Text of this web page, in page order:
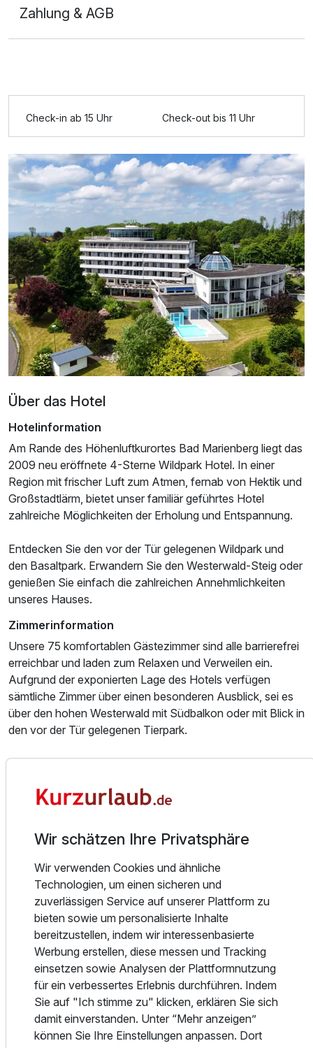
Für 6 Tage p.P. ab 670,00 €
Doppelzimmer Komfort mit Whirlpool
2 Erwachsene
Ausstattung
Für 6 Tage p.P. ab745,00 €
Doppelzimmer Nord- Seite
2 Erwachsene
Ausstattung
Für 6 Tage p.P. ab570,00 €
Zahlung & AGB
Check-in ab 15 Uhr Check-out bis 11 Uhr
Über das Hotel
Hotelinformation
Am Rande des Höhenluftkurortes Bad Marienberg liegt das
2009 neu eröffnete 4-Sterne Wildpark Hotel. In einer
Region mit frischer Luft zum Atmen, fernab von Hektik und
Großstadtlärm, bietet unser familiär geführtes Hotel
zahlreiche Möglichkeiten der Erholung und Entspannung.
Entdecken Sie den vor der Tür gelegenen Wildpark und
den Basaltpark. Erwandern Sie den Westerwald-Steig oder
genießen Sie einfach die zahlreichen Annehmlichkeiten
unseres Hauses.
Zimmerinformation
Unsere 75 komfortablen Gästezimmer sind alle barrierefrei
erreichbar und laden zum Relaxen und Verweilen ein.
Aufgrund der exponierten Lage des Hotels verfügen
sämtliche Zimmer über einen besonderen Ausblick, sei es
über den hohen Westerwald mit Südbalkon oder mit Blick in
den vor der Tür gelegenen Tierpark.
Die Gästezimmer bieten alle modernen Annehmlichkeiten
Minibar und teilweise Schließfächer, kostenfreies WLAN
reichhaltige Frühstück vom Buffet, kostenfreies Parken
direkt am Hotel und die Nutzung des Wellnessbereichs mit
Schwimmbad, Außenpool, Sauna, Dampfbad, Relaxkuppel
und Fitnessraum.
Essen und Trinken
Lassen Sie sich von unserem Küchenteam nach allen
Regeln der Kochkunst verwöhnen - sei es mit einem
reichhaltigen Frühstück im mediterranen Piazza Leone,
einem 3-Gänge Menü im À-la-carte-Restaurant Ausblick
oder einem Dinnerbuffet im 360° Drehrestaurant.
Wellness & Freizeit
Mit unserem vielfältigem Wellness- und
Wir schätzen Ihre Privatsphäre
Wir verwenden Cookies und ähnliche
Technologien, um einen sicheren und
zuverlässigen Service auf unserer Plattform zu
bieten sowie um personalisierte Inhalte
bereitzustellen, indem wir interessenbasierte
Werbung erstellen, diese messen und Tracking
einsetzen sowie Analysen der Plattformnutzung
für ein verbessertes Erlebnis durchführen. Indem
Sie auf "Ich stimme zu" klicken, erklären Sie sich
damit einverstanden. Unter “Mehr anzeigen”
können Sie Ihre Einstellungen anpassen. Dort